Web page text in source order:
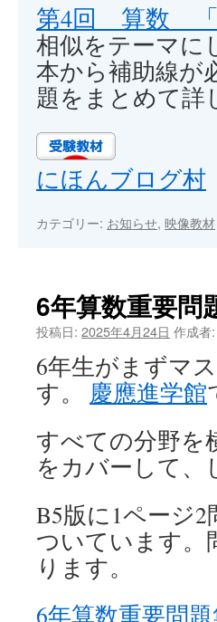
第4回 算数 「
相似をテーマに
本から補助線が
題をまとめて詳
にほんブログ村
カテゴリー: お知らせ, 映像教材
6年算数重要問
投稿日: 2025年4月24日 作成者:
6年生がまずマ
す。 慶應進学館
すべての分野を
をカバーして、
B5版に1ページ
ついています。
ります。
6年算数重要問